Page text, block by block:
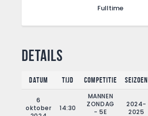
Fulltime
Details
Datum Tijd Competitie Seizoen
6
oktober
14:30
MANNEN
ZONDAG
- 5E
2024-
2025